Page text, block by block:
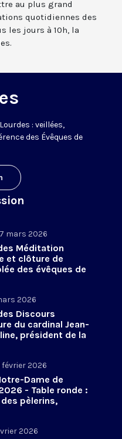
au plus grand
quotidiennes des
les jours à 10h, la
: veillées,
des Évêques de
mars 2026
Méditation
et clôture de
des évêques de
2026
Discours
du cardinal Jean-
président de la
février 2026
Dame de
- Table ronde :
des pèlerins,
2026